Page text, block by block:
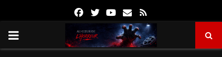
FacebookTwitterYoutube
Email
PRIMARY